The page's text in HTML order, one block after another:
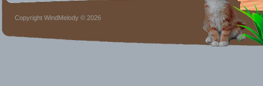
Copyright WindMelody © 2026